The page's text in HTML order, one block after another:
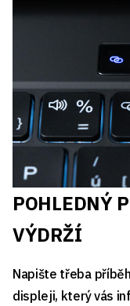
POHLEDNÝ
VÝDRŽÍ
Napište třeba
displeji, který vás